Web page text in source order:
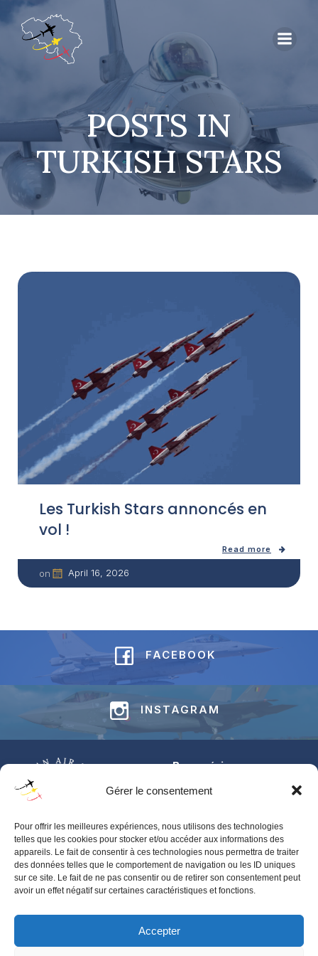
Gérer le consentement
Pour offrir les meilleures expériences, nous utilisons des technologies
telles que les cookies pour stocker et/ou accéder aux informations des
appareils. Le fait de consentir à ces technologies nous permettra de traiter
des données telles que le comportement de navigation ou les ID uniques
sur ce site. Le fait de ne pas consentir ou de retirer son consentement peut
avoir un effet négatif sur certaines caractéristiques et fonctions.
Accepter
POSTS IN
TURKISH STARS
Les Turkish Stars annoncés en
vol !
Read more
on April 16, 2026
FACEBOOK
INSTAGRAM
Base aérienne
BELGIUM
Pour toute information générale concernant les BAFDAYS,
contactez‑nous via notrecontact form .
Pour toute demande d’accréditation presse, merci de contacter
BAFS-IPR-PRESS@mil.be
Terms and Conditions